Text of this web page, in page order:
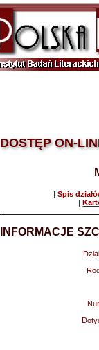
DOSTĘP ON-
| Spis
|
INFORMACJE